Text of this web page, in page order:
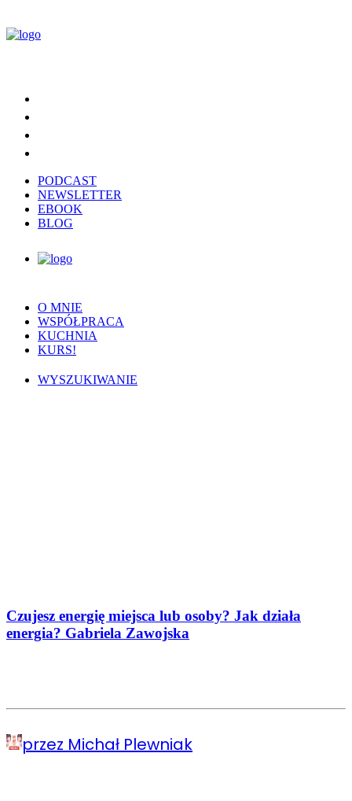
PODCAST
NEWSLETTER
EBOOK
BLOG
O MNIE
WSPÓŁPRACA
KUCHNIA
KURS!
WYSZUKIWANIE
Czujesz energię miejsca lub osoby? Jak działa
energia? Gabriela Zawojska
przez Michał Plewniak